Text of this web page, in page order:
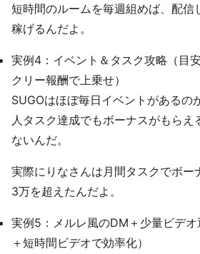
短時間のルームを毎週組めば、配信
稼げるんだよ。
実例4：イベント＆タスク攻略（目
クリー報酬で上乗せ）
SUGOはほぼ毎日イベントがあるの
人タスク達成でもボーナスがもら
ないんだ。
実際にりなさんは月間タスクでボー
3万を超えたんだよ。
実例5：メルレ風のDM＋少量ビデ
＋短時間ビデオで効率化）